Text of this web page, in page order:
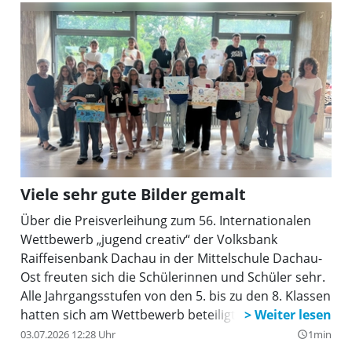
Viele sehr gute Bilder gemalt
Über die Preisverleihung zum 56. Internationalen
Wettbewerb „jugend creativ“ der Volksbank
Raiffeisenbank Dachau in der Mittelschule Dachau-
Ost freuten sich die Schülerinnen und Schüler sehr.
Alle Jahrgangsstufen von den 5. bis zu den 8. Klassen
hatten sich am Wettbewerb beteiligt und „viele sehr
gute Bilder gemalt“, wie Michaela Steiner,
03.07.2026 12:28 Uhr query_builder1min